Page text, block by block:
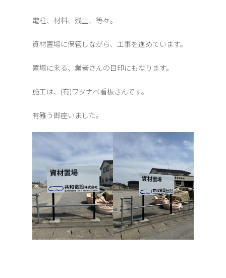
電柱、材料、残土、等々。
資材置場に保管しながら、工事を進めています。
置場に来る、業者さんの目印にもなります。
施工は、(有)ワタナベ看板さんです。
有難う御座いました。